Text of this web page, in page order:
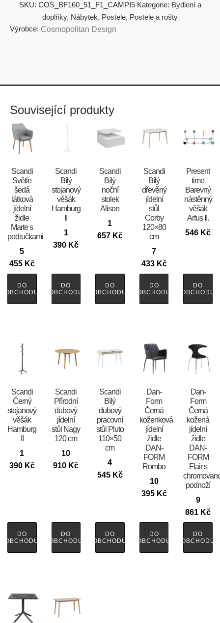
SKU: COS_BF160_51_F1_CAMPI5 Kategorie: Bydlení a
doplňky, Nábytek, Postele, Postele a rošty
Výrobce: Cosmopolitan Design
Související produkty
Scandi
Světle
šedá
látková
jídelní
židle
Marte s
područkami
5
455 Kč
DO
OBCHODU
Scandi
Bílý
stojanový
věšák
Hamburg
1
390 Kč
DO
OBCHODU
Scandi
Bílý
noční
stolek
Alison
1
657 Kč
DO
OBCHODU
Scandi
Bílý
dřevěný
jídelní
stůl
Corby
120×80
cm
7
433 Kč
DO
OBCHODU
Present
time
Barevný
nástěnný
věšák
Arfus II.
546 Kč
DO
OBCHODU
Scandi
Černý
stojanový
věšák
Hamburg
1
390 Kč
DO
OBCHODU
Scandi
Přírodní
dubový
jídelní
stůl Nagy
120 cm
10
910 Kč
DO
OBCHODU
Scandi
Bílý
dubový
pracovní
stůl Pluto
110×50
cm
4
545 Kč
DO
OBCHODU
​​​​​Dan-
Form
Černá
koženková
jídelní
židle
DAN-
FORM
Rombo
10
395 Kč
DO
OBCHODU
​​​​​Dan-
Form
Černá
kožená
jídelní
židle
DAN-
FORM
Flair s
podnoží
9
861 Kč
DO
OBCHODU